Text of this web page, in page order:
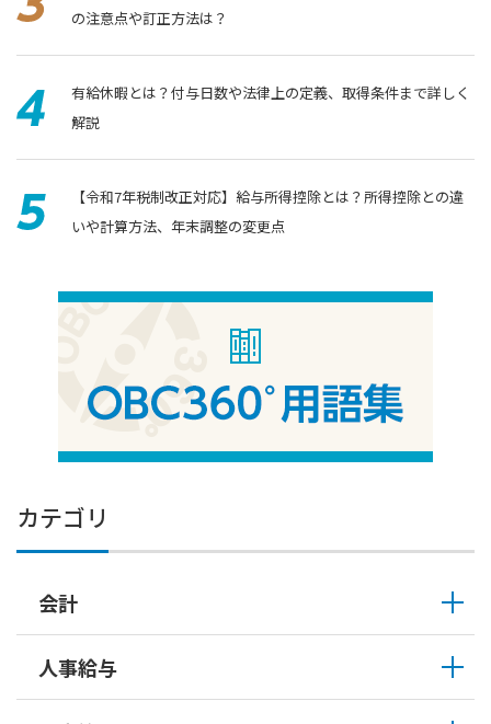
の注意点や訂正方法は？
有給休暇とは？付与日数や法律上の定義、取得条件まで詳しく
解説
【令和7年税制改正対応】給与所得控除とは？所得控除との違
いや計算方法、年末調整の変更点
カテゴリ
会計
人事給与